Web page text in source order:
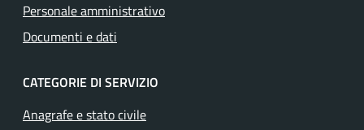
Personale amministrativo
Documenti e dati
CATEGORIE DI SERVIZIO
Anagrafe e stato civile